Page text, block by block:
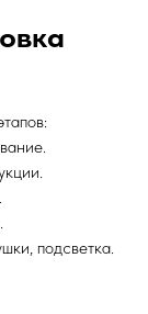
подсветка.